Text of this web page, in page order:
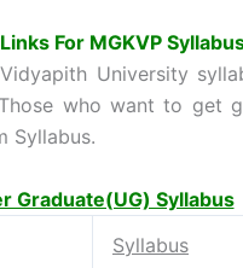
For MGKVP
University
who want to get
Syllabus.
Graduate(UG) Syllabus
Syllabus